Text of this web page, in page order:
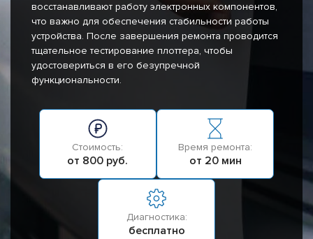
восстанавливают работу электронных компонентов,
что важно для обеспечения стабильности работы
устройства. После завершения ремонта проводится
тщательное тестирование плоттера, чтобы
удостовериться в его безупречной
функциональности.
Стоимость:
от 800 руб.
Время ремонта:
от 20 мин
Диагностика:
бесплатно